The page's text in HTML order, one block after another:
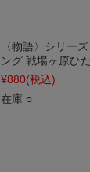
〈物語〉シリー
ング 戦場ヶ原ひ
¥880(税込)
在庫 ○